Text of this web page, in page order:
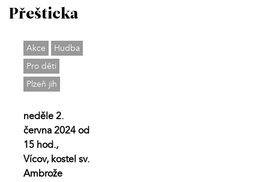
Přešticka
Akce
Hudba
Pro děti
Plzeň jih
neděle 2.
června 2024 od
15 hod.,
Vícov, kostel sv.
Ambrože